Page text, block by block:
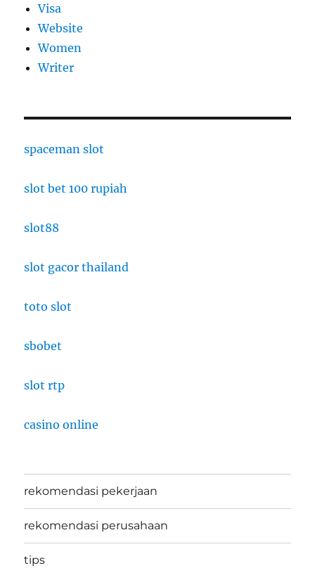
Visa
Website
Women
Writer
spaceman slot
slot bet 100 rupiah
slot88
slot gacor thailand
toto slot
sbobet
slot rtp
casino online
rekomendasi pekerjaan
rekomendasi perusahaan
tips